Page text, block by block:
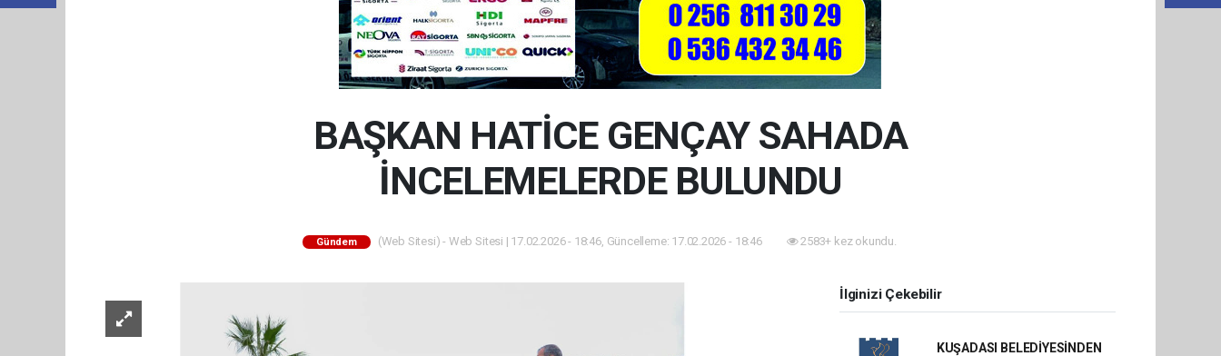
BAŞKAN HATİCE GENÇAY SAHADA
İNCELEMELERDE BULUNDU
Gündem (Web Sitesi) - Web Sitesi | 17.02.2026 - 18:46, Güncelleme: 17.02.2026 - 18:46 2583+ kez okundu.
İlginizi Çekebilir
KUŞADASI BELEDİYESİNDEN